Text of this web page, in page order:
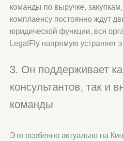
команды по выручке,
комплаенсу постоянно ждут
юридической функции, вся
LegalFly напрямую устраняет
3. Он поддерживает
консультантов, так и
команды
Это особенно актуально на